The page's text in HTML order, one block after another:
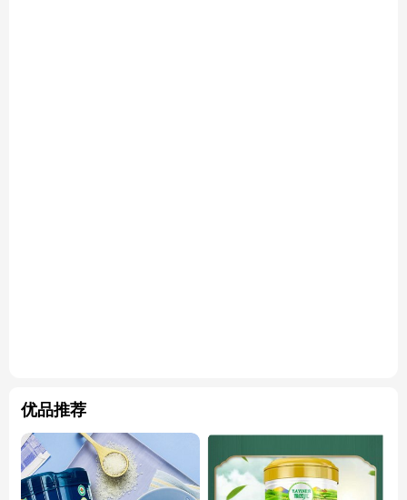
优品推荐